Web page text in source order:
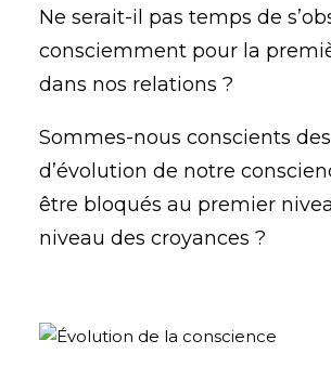
Ne serait-il pas temps de
consciemment pour la
dans nos relations ?
Sommes-nous conscients
d’évolution de notre
être bloqués au premier
niveau des croyances ?